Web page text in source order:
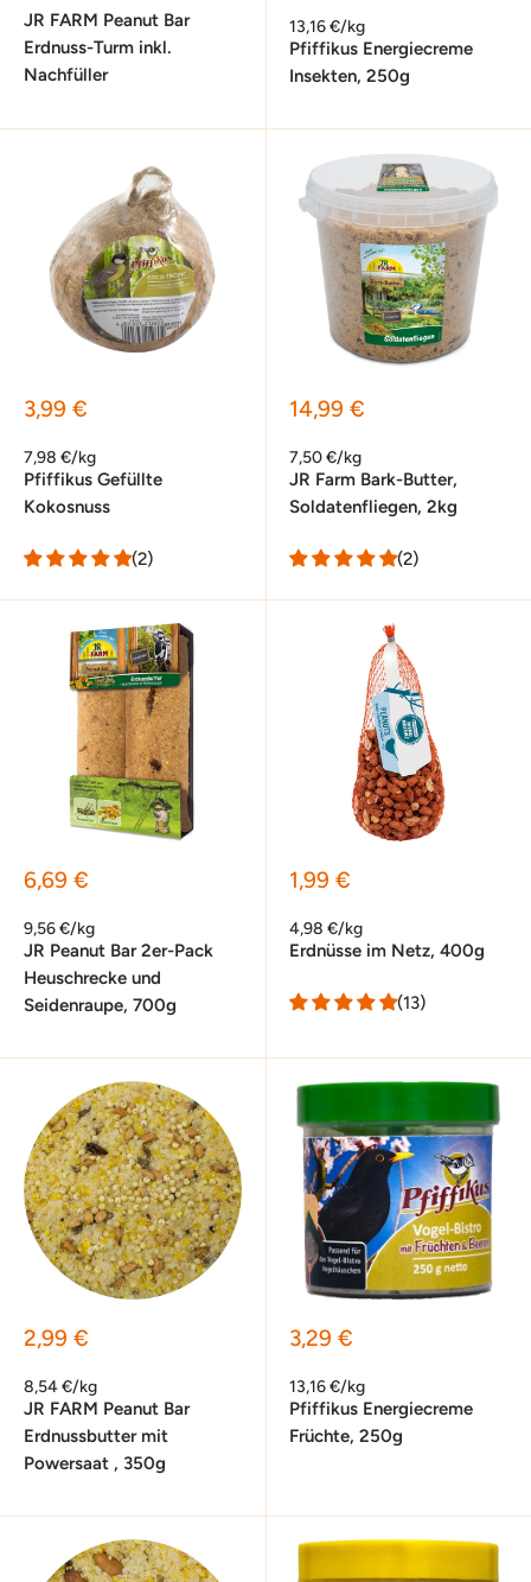
JR FARM Peanut Bar
Erdnuss-Turm inkl.
Nachfüller
13,16 €/kg
Pfiffikus Energiecreme
Insekten, 250g
Sonderpreis
3,99 €
7,98 €/kg
Pfiffikus Gefüllte
Kokosnuss
(2)
Sonderpreis
14,99 €
7,50 €/kg
JR Farm Bark-Butter,
Soldatenfliegen, 2kg
(2)
Sonderpreis
6,69 €
9,56 €/kg
JR Peanut Bar 2er-Pack
Heuschrecke und
Seidenraupe, 700g
Sonderpreis
1,99 €
4,98 €/kg
Erdnüsse im Netz, 400g
(13)
Sonderpreis
2,99 €
8,54 €/kg
JR FARM Peanut Bar
Erdnussbutter mit
Powersaat , 350g
Sonderpreis
3,29 €
13,16 €/kg
Pfiffikus Energiecreme
Früchte, 250g